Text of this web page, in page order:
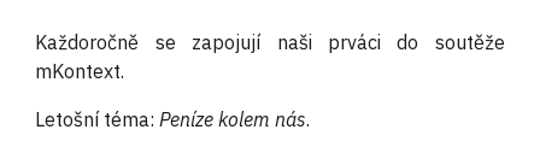
Každoročně se zapojují naši prváci do soutěže
mKontext.
Letošní téma: Peníze kolem nás.